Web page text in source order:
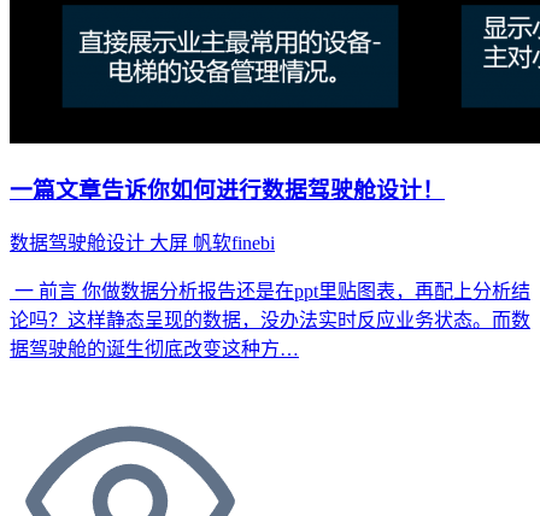
一篇文章告诉你如何进行数据驾驶舱设计！
数据驾驶舱设计 大屏 帆软finebi
一 前言 你做数据分析报告还是在ppt里贴图表，再配上分析结
论吗？这样静态呈现的数据，没办法实时反应业务状态。而数
据驾驶舱的诞生彻底改变这种方…